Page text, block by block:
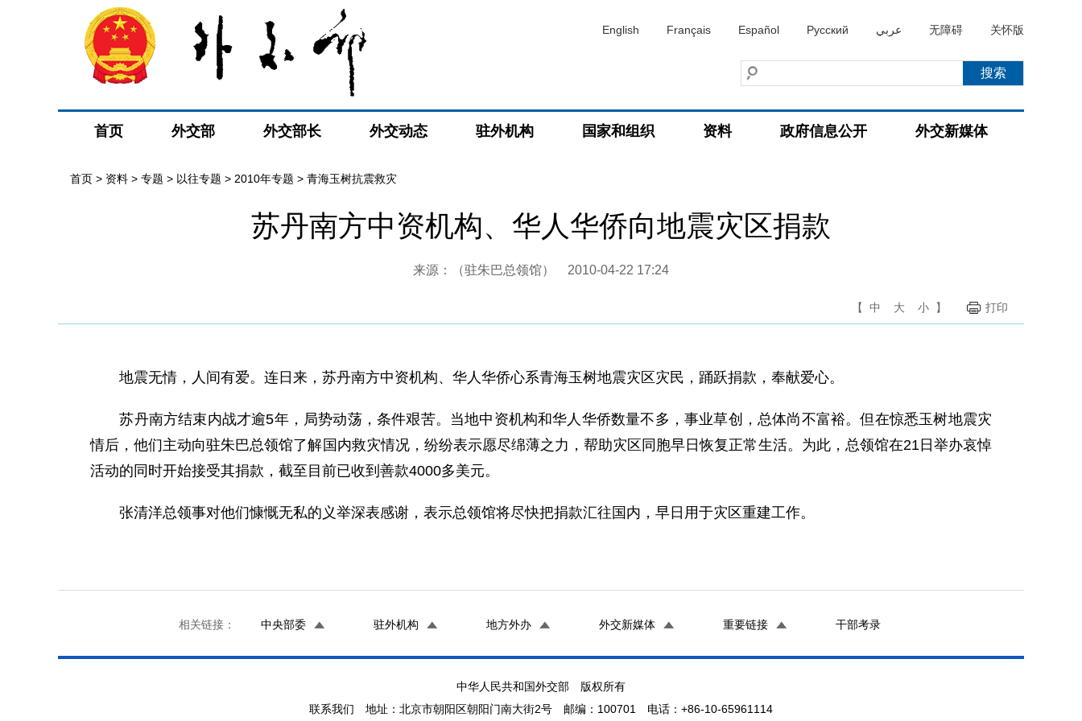
English Français Español Русский عربي 无障碍 关怀版
首页 外交部 外交部长 外交动态 驻外机构 国家和组织 资料 政府信息公开 外交新媒体
首页 > 资料 > 专题 > 以往专题 > 2010年专题 > 青海玉树抗震救灾
苏丹南方中资机构、华人华侨向地震灾区捐款
来源：（驻朱巴总领馆） 2010-04-22 17:24
【 中 大 小 】 打印
地震无情，人间有爱。连日来，苏丹南方中资机构、华人华侨心系青海玉树地震灾区灾民，踊跃捐款，奉献爱心。
苏丹南方结束内战才逾5年，局势动荡，条件艰苦。当地中资机构和华人华侨数量不多，事业草创，总体尚不富裕。但在惊悉玉树地震灾
情后，他们主动向驻朱巴总领馆了解国内救灾情况，纷纷表示愿尽绵薄之力，帮助灾区同胞早日恢复正常生活。为此，总领馆在21日举办哀悼
活动的同时开始接受其捐款，截至目前已收到善款4000多美元。
张清洋总领事对他们慷慨无私的义举深表感谢，表示总领馆将尽快把捐款汇往国内，早日用于灾区重建工作。
相关链接： 中央部委 驻外机构 地方外办 外交新媒体 重要链接 干部考录
中华人民共和国外交部 版权所有
联系我们 地址：北京市朝阳区朝阳门南大街2号 邮编：100701 电话：+86-10-65961114